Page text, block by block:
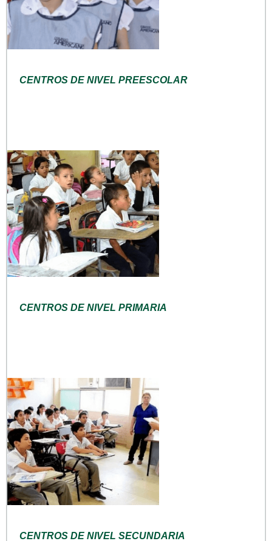
CENTROS DE NIVEL PREESCOLAR
CENTROS DE NIVEL PRIMARIA
CENTROS DE NIVEL SECUNDARIA